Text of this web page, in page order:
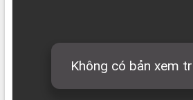
QUY HOẠCH - KẾ HOẠCH